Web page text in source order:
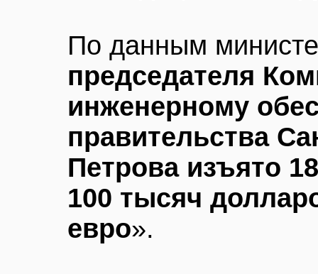
По данным
председателя
инженерному
правительства
Петрова изъято
100 тысяч
евро».